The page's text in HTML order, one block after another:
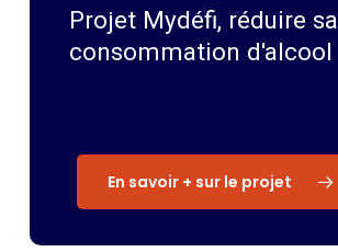
Projet Mydéfi, réduire sa
consommation d'alcool
En savoir + sur le projet